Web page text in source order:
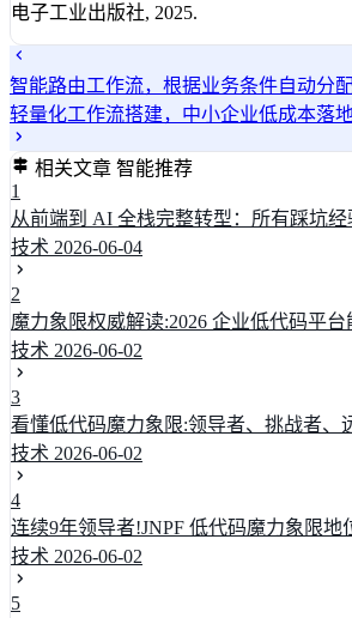
电子工业出版社, 2025.
智能路由工作流，根据业务条件自动分
轻量化工作流搭建，中小企业低成本落
相关文章 智能推荐
1
从前端到 AI 全栈完整转型：所有踩坑
技术 2026-06-04
2
魔力象限权威解读:2026 企业低代码平台
技术 2026-06-02
3
看懂低代码魔力象限:领导者、挑战者、
技术 2026-06-02
4
连续9年领导者!JNPF 低代码魔力象限地
技术 2026-06-02
5